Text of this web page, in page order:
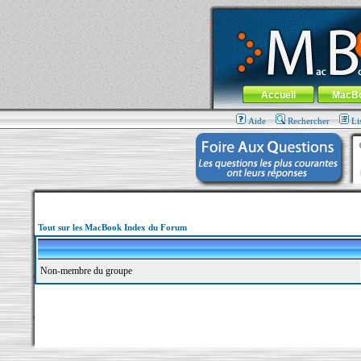
MacBook-fr.com : 100% Apple... 100%
Aller au contenu-Aller au menu
Menu général
Accueil
Aide Rechercher
Tout sur les MacBook Index du Forum
Non-membre du groupe